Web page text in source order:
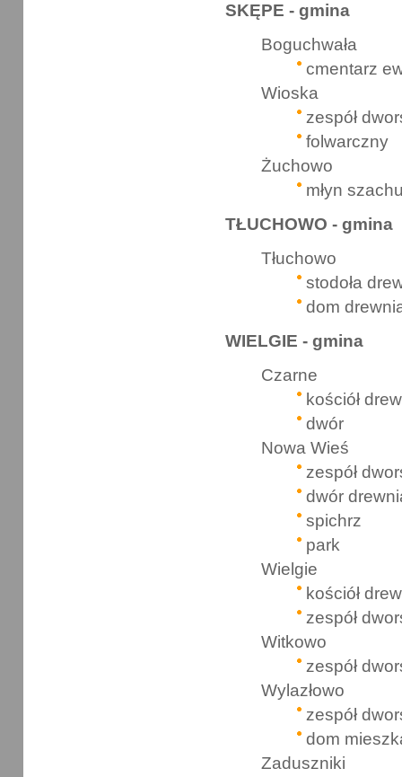
SKĘPE - gmina
Boguchwała
cmentarz
Wioska
zespół
folwarczny
Żuchowo
młyn
TŁUCHOWO - gmina
Tłuchowo
stodoła
dom
WIELGIE - gmina
Czarne
kościół
dwór
Nowa Wieś
zespół
dwór
spichrz
park
Wielgie
kościół
zespół
Witkowo
zespół
Wylazłowo
zespół
dom
Zaduszniki